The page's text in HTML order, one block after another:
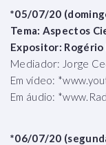
*05/07/20
Tema: Aspectos
Expositor:
Mediador: Jorge
Em vídeo:
Em áudio:
*06/07/20